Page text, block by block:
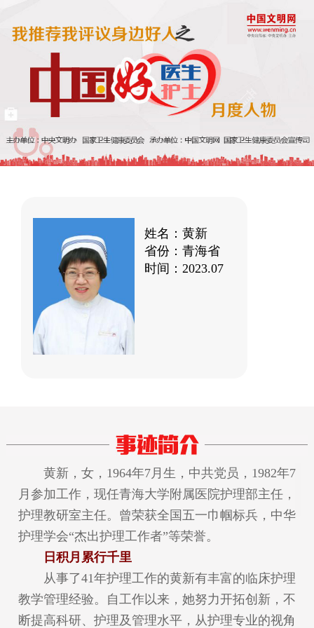
姓名：黄新
省份：青海省
时间：2023.07
黄新，女，1964年7月生，中共党员，1982年7
月参加工作，现任青海大学附属医院护理部主任，
护理教研室主任。曾荣获全国五一巾帼标兵，中华
护理学会“杰出护理工作者”等荣誉。
日积月累行千里
从事了41年护理工作的黄新有丰富的临床护理
教学管理经验。自工作以来，她努力开拓创新，不
断提高科研、护理及管理水平，从护理专业的视角